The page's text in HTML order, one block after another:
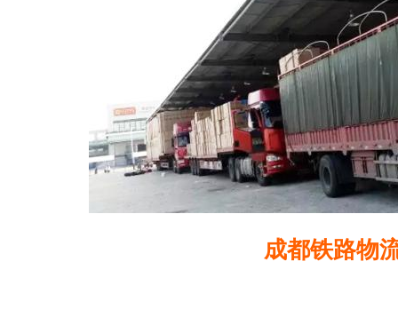
成都铁路物